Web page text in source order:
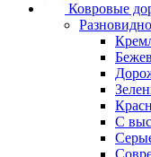
Ковровые
С